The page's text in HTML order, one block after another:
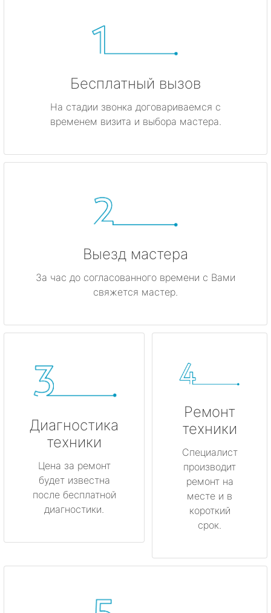
Бесплатный вызов
На стадии звонка договариваемся с
временем визита и выбора мастера.
Выезд мастера
За час до согласованного времени с Вами
свяжется мастер.
Диагностика
техники
Цена за ремонт
будет известна
после бесплатной
диагностики.
Ремонт
техники
Специалист
производит
ремонт на
месте и в
короткий
срок.